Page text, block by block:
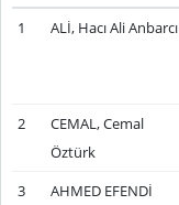
1
ALİ, Hacı Ali Anbarcı
2
CEMAL, Cemal
Öztürk
3 AHMED EFENDİ